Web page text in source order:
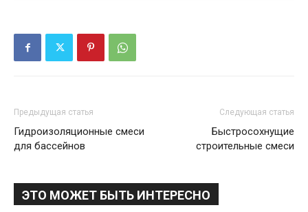
Предыдущая статья
Гидроизоляционные смеси
для бассейнов
Следующая статья
Быстросохнущие
строительные смеси
ЭТО МОЖЕТ БЫТЬ ИНТЕРЕСНО